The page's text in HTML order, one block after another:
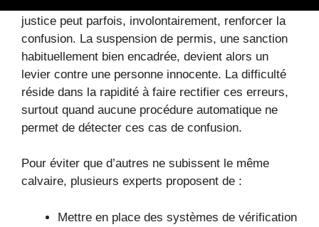
justice peut parfois, involontairement, renforcer la
confusion. La suspension de permis, une sanction
habituellement bien encadrée, devient alors un
levier contre une personne innocente. La difficulté
réside dans la rapidité à faire rectifier ces erreurs,
surtout quand aucune procédure automatique ne
permet de détecter ces cas de confusion.
Pour éviter que d’autres ne subissent le même
calvaire, plusieurs experts proposent de :
Mettre en place des systèmes de vérification